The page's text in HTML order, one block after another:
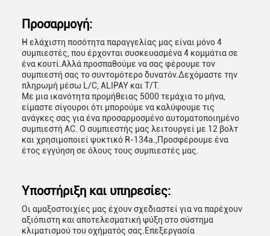
Προσαρμογή:
Η ελάχιστη ποσότητα παραγγελίας μας είναι μόνο 4
συμπιεστές, που έρχονται συσκευασμένα 4 κομμάτια σε
ένα κουτί.Αλλά προσπαθούμε να σας φέρουμε τον
συμπιεστή σας το συντομότερο δυνατόν.Δεχόμαστε την
πληρωμή μέσω L/C, ALIPAY και T/T.
Με μια ικανότητα προμήθειας 5000 τεμάχια το μήνα,
είμαστε σίγουροι ότι μπορούμε να καλύψουμε τις
ανάγκες σας για ένα προσαρμοσμένο αυτοματοποιημένο
συμπιεστή AC. Ο συμπιεστής μας λειτουργεί με 12 βολτ
και χρησιμοποιεί ψυκτικό R-134a.,Προσφέρουμε ένα
έτος εγγύηση σε όλους τους συμπιεστές μας.
Υποστήριξη και υπηρεσίες:
Οι αμαξοστοιχίες μας έχουν σχεδιαστεί για να παρέχουν
αξιόπιστη και αποτελεσματική ψύξη στο σύστημα
κλιματισμού του οχήματός σας.Επεξεργασία